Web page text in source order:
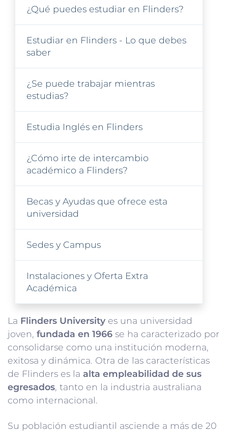
¿Qué puedes estudiar en Flinders?
Estudiar en Flinders - Lo que debes
saber
¿Se puede trabajar mientras
estudias?
Estudia Inglés en Flinders
¿Cómo irte de intercambio
académico a Flinders?
Becas y Ayudas que ofrece esta
universidad
Sedes y Campus
Instalaciones y Oferta Extra
Académica
La Flinders University es una universidad
joven, fundada en 1966 se ha caracterizado por
consolidarse como una institución moderna,
exitosa y dinámica. Otra de las características
de Flinders es la alta empleabilidad de sus
egresados, tanto en la industria australiana
como internacional.
Su población estudiantil asciende a más de 20